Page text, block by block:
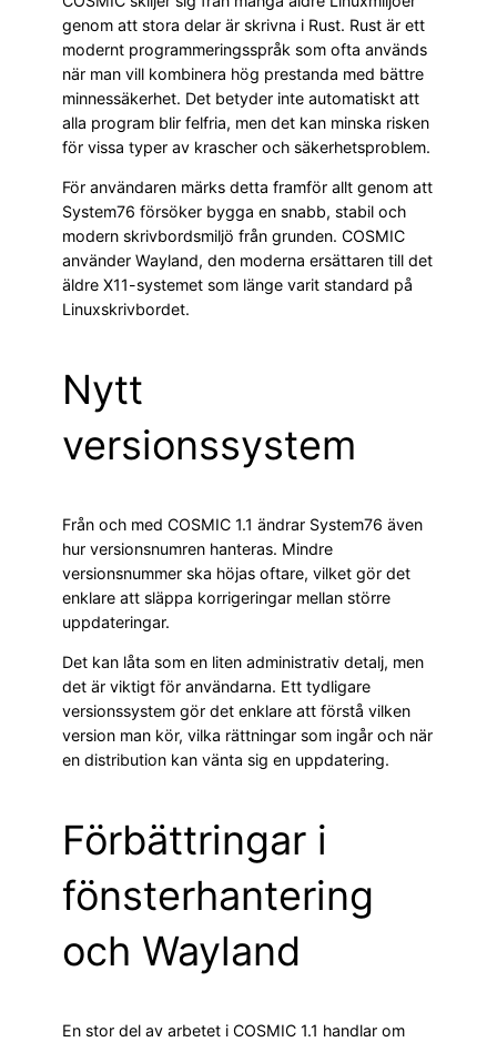
genom att stora delar är skrivna i Rust. Rust är ett
modernt programmeringsspråk som ofta används
när man vill kombinera hög prestanda med bättre
minnessäkerhet. Det betyder inte automatiskt att
alla program blir felfria, men det kan minska risken
för vissa typer av krascher och säkerhetsproblem.
För användaren märks detta framför allt genom att
System76 försöker bygga en snabb, stabil och
modern skrivbordsmiljö från grunden. COSMIC
använder Wayland, den moderna ersättaren till det
äldre X11-systemet som länge varit standard på
Linuxskrivbordet.
Nytt
versionssystem
Från och med COSMIC 1.1 ändrar System76 även
hur versionsnumren hanteras. Mindre
versionsnummer ska höjas oftare, vilket gör det
enklare att släppa korrigeringar mellan större
uppdateringar.
Det kan låta som en liten administrativ detalj, men
det är viktigt för användarna. Ett tydligare
versionssystem gör det enklare att förstå vilken
version man kör, vilka rättningar som ingår och när
en distribution kan vänta sig en uppdatering.
Förbättringar i
fönsterhantering
och Wayland
En stor del av arbetet i COSMIC 1.1 handlar om